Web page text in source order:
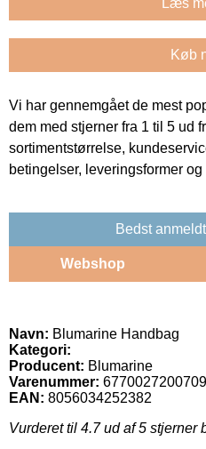
Køb
Vi har gennemgået de mest
dem med stjerner fra 1 til 5 ud
sortimentstørrelse,
betingelser, leveringsformer
Bedst
Webshop
Navn: Blumarine Handbag
Kategori:
Producent: Blumarine
Varenummer: 6770027200709
EAN: 8056034252382
Vurderet til 4.7ud af 5 stjerner